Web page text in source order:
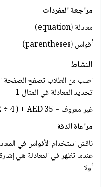
مراجعة المفردات
معادلة (equation)
أقواس (parentheses)
النشاط
اطلب من الطلاب تصفح الصفحة
تحديد المعادلة في المثال 1
غير معروف = 35 AED 532 ÷ 4 ) + AED )
مراعاة الدقة
ناقش استخدام الأقواس في
عندما تظهر في المعادلة هي
أولا